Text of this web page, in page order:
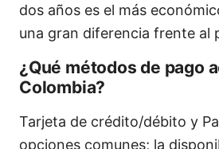
dos años es el más
una gran diferencia frente al
¿Qué métodos de pago
Colombia?
Tarjeta de crédito/débito y
opciones comunes; la